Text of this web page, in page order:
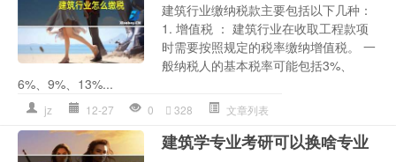
建筑行业缴纳税款主要包括以下几种：
1. 增值税 ： 建筑行业在收取工程款项
时需要按照规定的税率缴纳增值税。 一
般纳税人的基本税率可能包括3%、
6%、9%、13%...
jz 12-27 0 328 文章列表
建筑学专业考研可以换啥专业